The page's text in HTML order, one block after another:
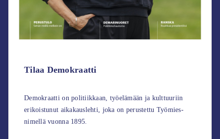
Tilaa Demokraatti
Demokraatti on politiikkaan, työelämään ja kulttuuriin
erikoistunut aikakauslehti, joka on perustettu Työmies-
nimellä vuonna 1895.